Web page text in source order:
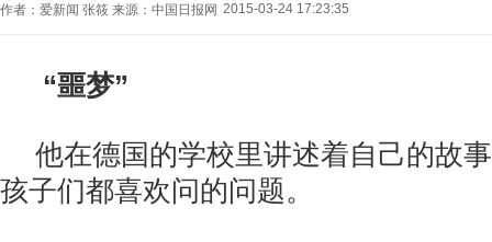
作者：爱新闻 张筱 来源：中国日报网 2015-03-24 17:23:35
“噩梦”
他在德国的学校里讲述着自己的故
孩子们都喜欢问的问题。